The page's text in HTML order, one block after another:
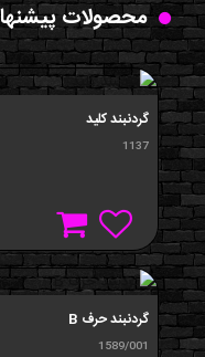
محصولات
گردنبند کلید
1137
گردنبند حرف B
1589/001